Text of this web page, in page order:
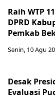
Raih WTP
DPRD
Pemkab
Senin, 10 Agu
Desak
Evaluasi